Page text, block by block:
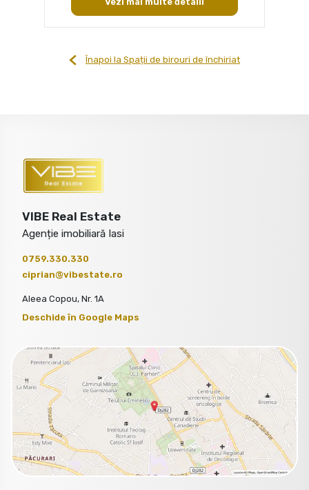
Înapoi la Spații de birouri de închiriat
VIBE Real Estate
Agenție imobiliară Iasi
0759.330.330
ciprian@vibestate.ro
Aleea Copou, Nr. 1A
Deschide în Google Maps